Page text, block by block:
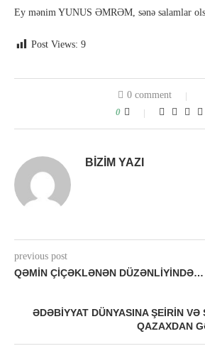
Ey mənim YUNUS ƏMRƏM, sənə salamlar
Post Views: 9
0 comment
0
BIZIM YAZI
previous post
QƏMIN ÇIÇƏKLƏNƏN DÜZƏNLIYINDƏ…
ƏDƏBIYYAT DÜNYASINA ŞEIRIN VƏ
QAZAXDAN